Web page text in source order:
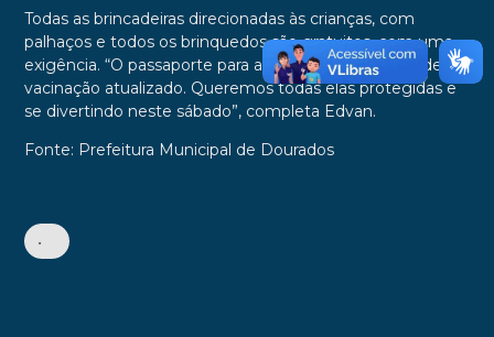
Todas as brincadeiras direcionadas às crianças, com
palhaços e todos os brinquedos são gratuitos, com uma
exigência. “O passaporte para as crianças é o cartão de
vacinação atualizado. Queremos todas elas protegidas e
se divertindo neste sábado”, completa Edvan.
Fonte: Prefeitura Municipal de Dourados
•